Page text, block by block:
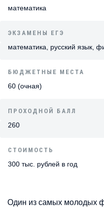
математика
ЭКЗАМЕНЫ ЕГЭ
математика, русский язык,
БЮДЖЕТНЫЕ МЕСТА
60 (очная)
ПРОХОДНОЙ БАЛЛ
260
СТОИМОСТЬ
300 тыс. рублей в год
Один из самых молодых